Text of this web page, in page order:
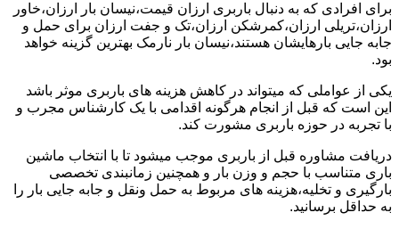
برای افرادی که به دنبال باربری ارزان قیمت،نیسان بار ارزان،خاور
ارزان،تریلی ارزان،کمرشکن ارزان،تک و جفت ارزان برای حمل و
جابه جایی بارهایشان هستند،نیسان بار نارمک بهترین گزینه خواهد
بود.
یکی از عواملی که میتواند در کاهش هزینه های باربری موثر باشد
این است که قبل از انجام هرگونه اقدامی با یک کارشناس مجرب و
با تجربه در حوزه باربری مشورت کند.
دریافت مشاوره قبل از باربری موجب میشود تا با انتخاب ماشین
باری متناسب با حجم و وزن بار و همچنین زمانبندی تخصصی
بارگیری و تخلیه،هزینه های مربوط به حمل ونقل و جابه جایی بار را
به حداقل برسانید.